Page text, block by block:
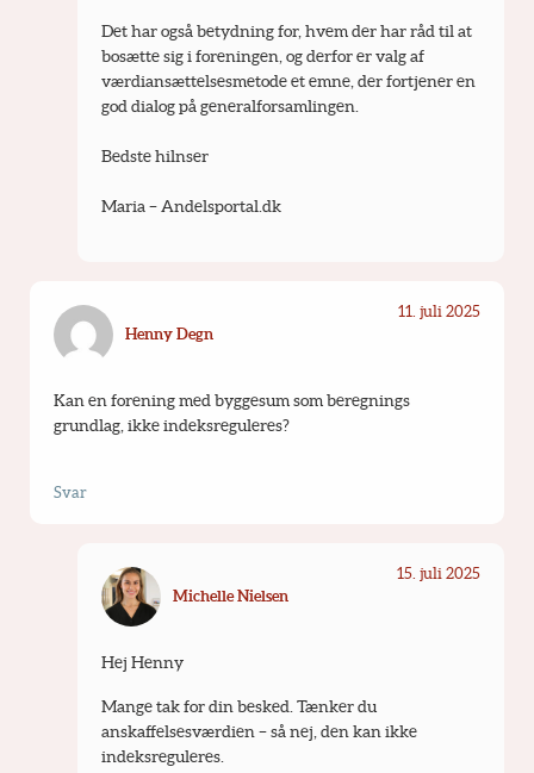
Det har også betydning for, hvem der har råd til at
bosætte sig i foreningen, og derfor er valg af
værdiansættelsesmetode et emne, der fortjener en
god dialog på generalforsamlingen.
Bedste hilnser
Maria – Andelsportal.dk
Henny Degn
11. juli 2025
Kan en forening med byggesum som beregnings
grundlag, ikke indeksreguleres?
Svar
Michelle Nielsen
15. juli 2025
Hej Henny
Mange tak for din besked. Tænker du
anskaffelsesværdien – så nej, den kan ikke
indeksreguleres.